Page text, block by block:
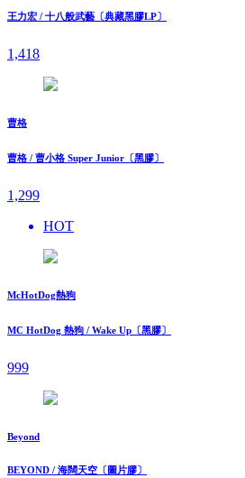
王力宏 / 十八般武藝〔典藏黑膠LP〕
1,418
曹格
曹格 / 曹小格 Super Junior〔黑膠〕
1,299
HOT
McHotDog熱狗
MC HotDog 熱狗 / Wake Up〔黑膠〕
999
Beyond
BEYOND / 海闊天空〔圖片膠〕